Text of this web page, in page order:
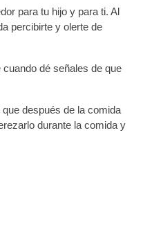
para tu hijo y para ti. Al
percibirte y olerte de
dé señales de que
después de la comida
durante la comida y